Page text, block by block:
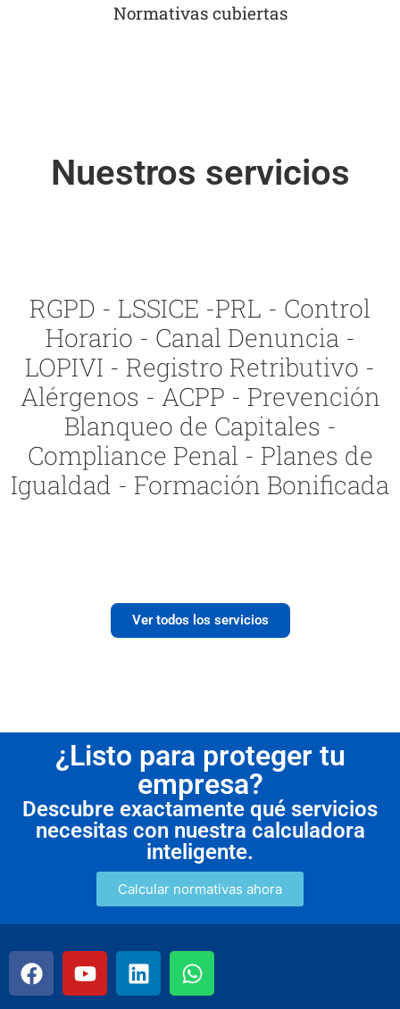
Normativas cubiertas
Nuestros servicios
RGPD - LSSICE -PRL - Control
Horario - Canal Denuncia -
LOPIVI - Registro Retributivo -
Alérgenos - ACPP - Prevención
Blanqueo de Capitales -
Compliance Penal - Planes de
Igualdad - Formación Bonificada
Ver todos los servicios
¿Listo para proteger tu
empresa?
Descubre exactamente qué servicios
necesitas con nuestra calculadora
inteligente.
Calcular normativas ahora